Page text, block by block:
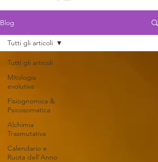
Blog
Tutti gli articoli
Mitologia
evolutiva
Fisiognomica &
Psicosomatica
Alchimia
Trasmutativa
Calendario e
Ruota dell'Anno
Tutti gli articoli